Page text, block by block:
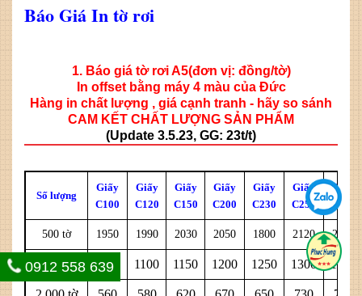
Báo Giá In tờ rơi
1. Báo giá tờ rơi A5(đơn vị: đồng/tờ)
In offset bằng máy 4 màu của Đức
Hàng in chất lượng , giá cạnh tranh - hãy so sánh
CAM KẾT CHẤT LƯỢNG SẢN PHẨM
(Update 3.5.23, GG: 23t/t)
Số lượng
Giấy
C100
Giấy
C120
Giấy
C150
Giấy
C200
Giấy
C230
Giấy
C250
Giấy
C300
500 tờ 1950 1990 2030 2050 1800 2120 2200
1,000 tờ 1050 1100 1150 1200 1250 1300 1350
0912 558 639